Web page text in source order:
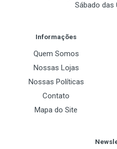
Bancos de Memoria
Frequencia de Memoria
DDR 400 MHz
Maximo de Memoria
Sábado das
Informações
Quem Somos
Nossas Lojas
Nossas Políticas
Contato
Mapa do Site